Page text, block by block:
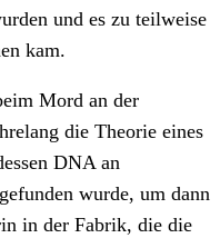
und es zu teilweise
kam.
Mord an der
die Theorie eines
DNA an
wurde, um dann
in der Fabrik, die die